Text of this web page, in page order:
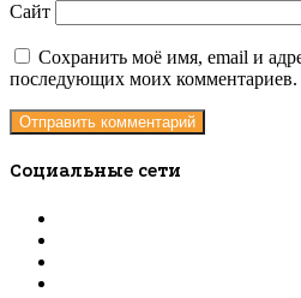
Сайт
Сохранить моё имя, email и
последующих моих комментариев.
Социальные сети